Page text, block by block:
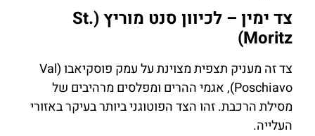
צד ימין – לכיוון סנט מוריץ (St.
Moritz)
צד זה מעניק תצפית מצוינת על עמק פוסקיאבו (Val
Poschiavo), אגמי ההרים ומפלסים מרהיבים של
מסילת הרכבת. זהו הצד הפוטוגני ביותר בעיקר באזורי
העלייה.